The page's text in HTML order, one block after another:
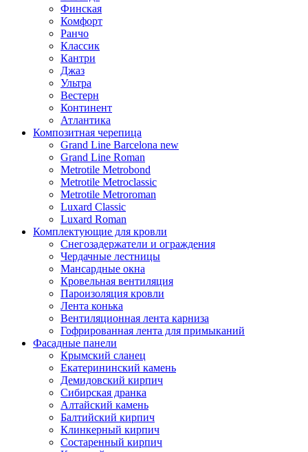
Финская
Комфорт
Ранчо
Классик
Кантри
Джаз
Ультра
Вестерн
Континент
Атлантика
Композитная черепица
Grand Line Barcelona new
Grand Line Roman
Metrotile Metrobond
Metrotile Metroclassic
Metrotile Metroroman
Luxard Classic
Luxard Roman
Комплектующие для кровли
Снегозадержатели и ограждения
Чердачные лестницы
Мансардные окна
Кровельная вентиляция
Пароизоляция кровли
Лента конька
Вентиляционная лента карниза
Гофрированная лента для примыканий
Фасадные панели
Крымский сланец
Екатерининский камень
Демидовский кирпич
Сибирская дранка
Алтайский камень
Балтийский кирпич
Клинкерный кирпич
Состаренный кирпич